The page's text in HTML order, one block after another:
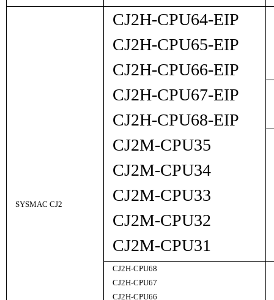
SYSMAC CJ2
CJ2H-CPU64-EIP
CJ2H-CPU65-EIP
CJ2H-CPU66-EIP
CJ2H-CPU67-EIP
CJ2H-CPU68-EIP
CJ2M-CPU35
CJ2M-CPU34
CJ2M-CPU33
CJ2M-CPU32
CJ2M-CPU31
CJ2H-CPU68
CJ2H-CPU67
CJ2H-CPU66